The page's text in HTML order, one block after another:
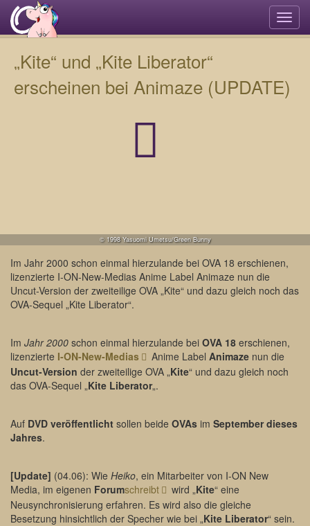
„Kite“ und „Kite Liberator“
erscheinen bei Animaze (UPDATE)
© 1998 Yasuomi Umetsu/Green Bunny
Im Jahr 2000 schon einmal hierzulande bei OVA 18 erschienen,
lizenzierte I-ON-New-Medias Anime Label Animaze nun die
Uncut-Version der zweiteilige OVA „Kite“ und dazu gleich noch das
OVA-Sequel „Kite Liberator“.
Im Jahr 2000 schon einmal hierzulande bei OVA 18 erschienen,
lizenzierte I-ON-New-Medias Anime Label Animazenun die
Uncut-Version der zweiteilige OVA „Kite“ und dazu gleich noch
das OVA-Sequel „Kite Liberator„.
Auf DVD veröffentlicht sollen beide OVAs im September dieses
Jahres.
[Update] (04.06): Wie Heiko, ein Mitarbeiter von I-ON New
Media, im eigenen Forumschreibt wird „Kite“ eine
Neusynchronisierung erfahren. Es wird also die gleiche
Besetzung hinsichtlich der Specher wie bei „Kite Liberator“ sein.